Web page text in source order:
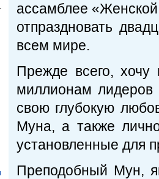
ассамблее
отпраздновать
всем мире.
Прежде всего, хочу
миллионам
свою глубокую
Муна, а также
установленные для
Преподобный Мун,